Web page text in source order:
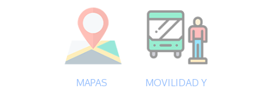
MAPAS
MOVILIDAD Y